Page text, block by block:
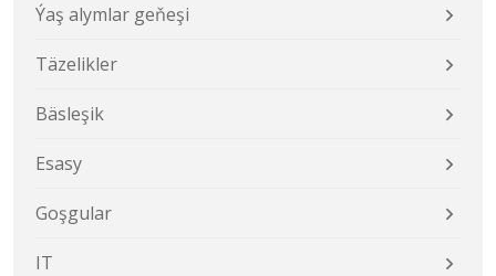
Ýaş alymlar geňeşi
Täzelikler
Bäsleşik
Esasy
Goşgular
IT